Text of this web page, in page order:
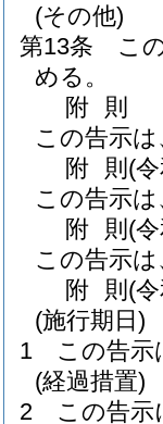
(その他)
第13条
こ
める。
附 則
この告示
附 則 (
この告示
附 則 (
この告示
附 則 (
(施行期日)
1
この告示
(経過措置)
2
この告示